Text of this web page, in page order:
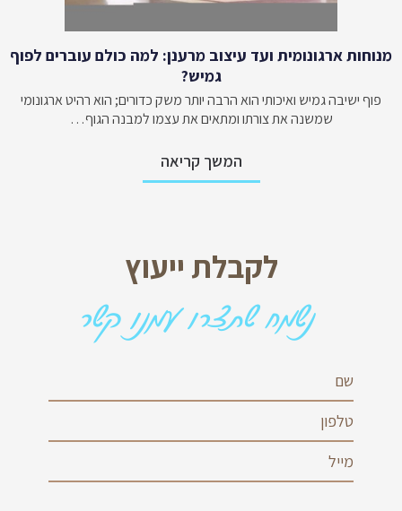
מנוחות ארגונומית ועד עיצוב מרענן: למה כולם עוברים לפוף
גמיש?
פוף ישיבה גמיש ואיכותי הוא הרבה יותר משק כדורים; הוא רהיט ארגונומי
שמשנה את צורתו ומתאים את עצמו למבנה הגוף…
המשך קריאה
לקבלת ייעוץ
נשמח שתצרו עמנו קשר